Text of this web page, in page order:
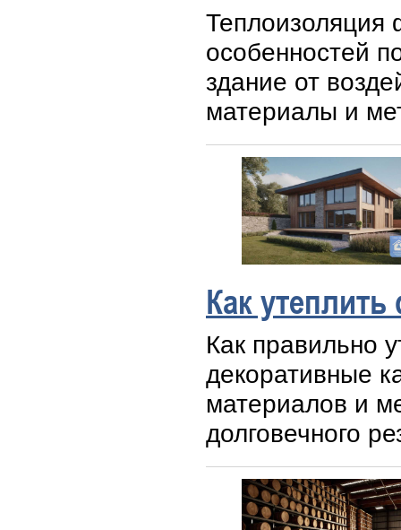
Теплоизоляция
особенностей
здание от
материалы и
Как
Как правильно
декоративные
материалов и
долговечного